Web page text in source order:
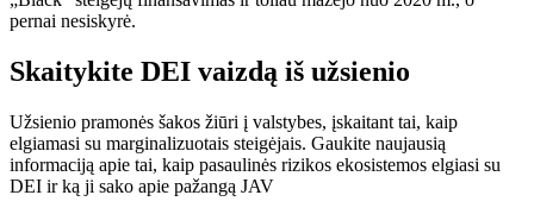
pernai nesiskyrė.
Skaitykite DEI vaizdą iš užsienio
Užsienio pramonės šakos žiūri į valstybes, įskaitant tai, kaip
elgiamasi su marginalizuotais steigėjais. Gaukite naujausią
informaciją apie tai, kaip pasaulinės rizikos ekosistemos elgiasi su
DEI ir ką ji sako apie pažangą JAV